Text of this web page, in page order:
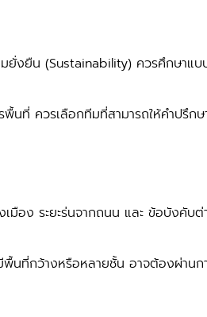
ยั่งยืน (Sustainability) ควรศึกษาแบ
นที่ ควรเลือกทีมที่สามารถให้คำปรึก
มือง ระยะร่นจากถนน และ ข้อบังคับ
พื้นที่กว้างหรือหลายชั้น อาจต้องผ่านก